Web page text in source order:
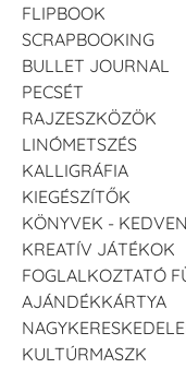
FLIPBOOK
SCRAPBOOKING
BULLET JOURNAL
PECSÉT
RAJZESZKÖZÖK
LINÓMETSZÉS
KALLIGRÁFIA
KIEGÉSZÍTŐK
KÖNYVEK -
KREATÍV JÁTÉKOK
FOGLALKOZTATÓ
AJÁNDÉKKÁRTYA
KULTÚRMASZK